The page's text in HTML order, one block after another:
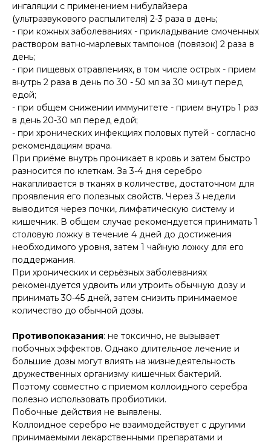
ингаляции с применением нибулайзера
(ультразвукового распылителя) 2-3 раза в день;
- при кожных заболеваниях - прикладывание смоченных
раствором ватно-марлевых тампонов (повязок) 2 раза в
день;
- при пищевых отравлениях, в том числе острых - прием
внутрь 2 раза в день по 30 - 50 мл за 30 минут перед
едой;
- при общем снижении иммунитете - прием внутрь 1 раз
в день 20-30 мл перед едой;
- при хронических инфекциях половых путей - согласно
рекомендациям врача.
При приёме внутрь проникает в кровь и затем быстро
разносится по клеткам. За 3-4 дня серебро
накапливается в тканях в количестве, достаточном для
проявления его полезных свойств. Через 3 недели
выводится через почки, лимфатическую систему и
кишечник. В общем случае рекомендуется принимать 1
столовую ложку в течение 4 дней до достижения
необходимого уровня, затем 1 чайную ложку для его
поддержания.
При хронических и серьёзных заболеваниях
рекомендуется удвоить или утроить обычную дозу и
принимать 30-45 дней, затем снизить принимаемое
количество до обычной дозы.
Противопоказания: не токсично, не вызывает
побочных эффектов. Однако длительное лечение и
большие дозы могут влиять на жизнедеятельность
дружественных организму кишечных бактерий.
Поэтому совместно с приемом коллоидного серебра
полезно использовать пробиотики.
Побочные действия не выявлены.
Коллоидное серебро не взаимодействует с другими
принимаемыми лекарственными препаратами и